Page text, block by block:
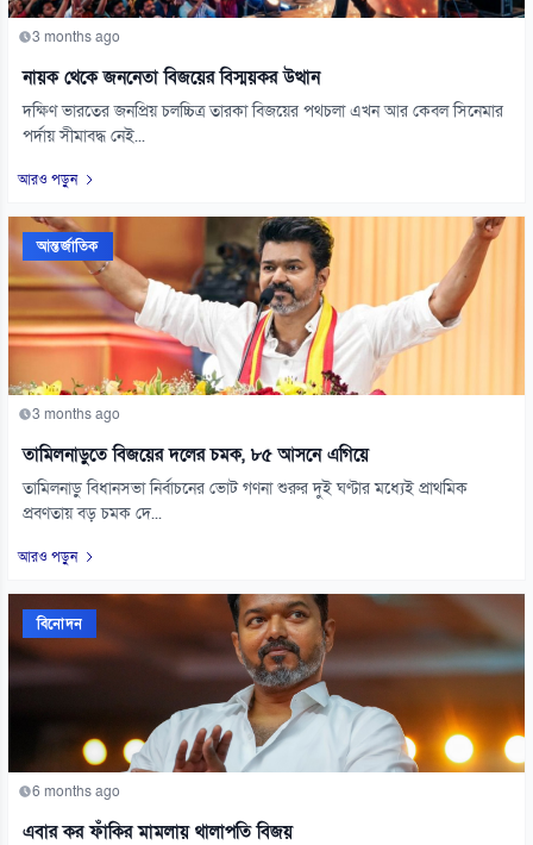
3 months ago
নায়ক থেকে জননেতা বিজয়ের বিস্ময়কর উত্থান
দক্ষিণ ভারতের জনপ্রিয় চলচ্চিত্র তারকা বিজয়ের পথচলা এখন আর কেবল সিনেমার
পর্দায় সীমাবদ্ধ নেই...
আরও পড়ুন
আন্তর্জাতিক
3 months ago
তামিলনাড়ুতে বিজয়ের দলের চমক, ৮৫ আসনে এগিয়ে
তামিলনাড়ু বিধানসভা নির্বাচনের ভোট গণনা শুরুর দুই ঘণ্টার মধ্যেই প্রাথমিক
প্রবণতায় বড় চমক দে...
আরও পড়ুন
বিনোদন
6 months ago
এবার কর ফাঁকির মামলায় থালাপতি বিজয়